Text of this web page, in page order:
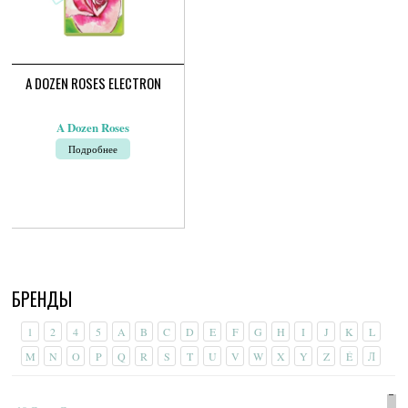
A DOZEN ROSES ELECTRON
A Dozen Roses
Подробнее
БРЕНДЫ
1 2 4 5 A B C D E F G H I J K
L
M
N O P Q R S T U V W X Y Z É Л